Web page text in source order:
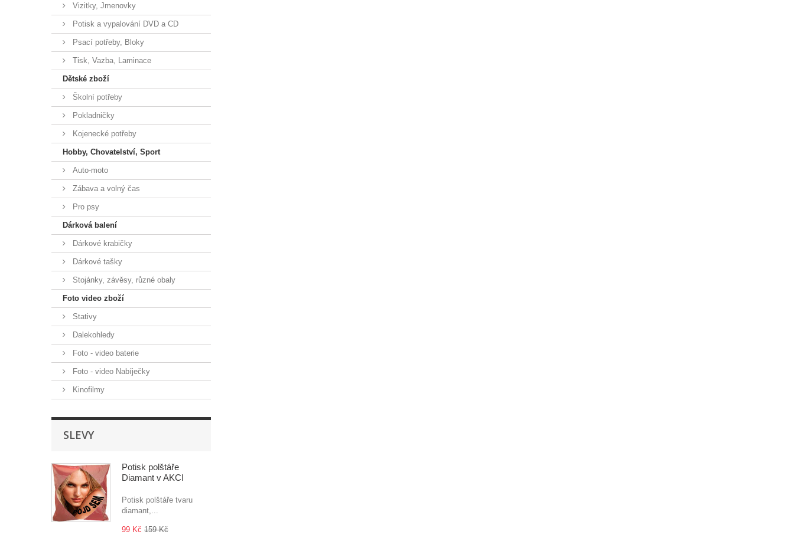
Vizitky, Jmenovky
Potisk a vypalování DVD a CD
Psací potřeby, Bloky
Tisk, Vazba, Laminace
Dětské zboží
Školní potřeby
Pokladničky
Kojenecké potřeby
Hobby, Chovatelství, Sport
Auto-moto
Zábava a volný čas
Pro psy
Dárková balení
Dárkové krabičky
Dárkové tašky
Stojánky, závěsy, různé obaly
Foto video zboží
Stativy
Dalekohledy
Foto - video baterie
Foto - video Nabíječky
Kinofilmy
SLEVY
Potisk polštáře
Diamant v AKCI
Potisk polštáře tvaru
diamant,...
99 Kč 159 Kč